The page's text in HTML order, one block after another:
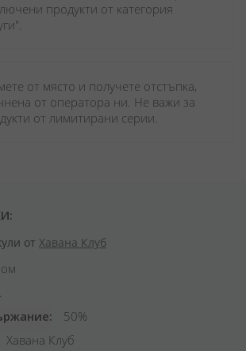
продукти от категория
от място и получете отстъпка,
от оператора ни. Не важи за
от лимитирани серии.
от Хавана Клуб
50%
Хавана Клуб